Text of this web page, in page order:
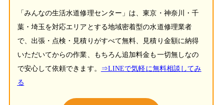
「みんなの生活水道修理センター」は、東京・神奈川・千
葉・埼玉を対応エリアとする地域密着型の水道修理業者
で、出張・点検・見積りがすべて無料、見積り金額に納得
いただいてからの作業、もちろん追加料金も一切無しなの
で安心して依頼できます。
⇒LINEで気軽に無料相談してみ
る